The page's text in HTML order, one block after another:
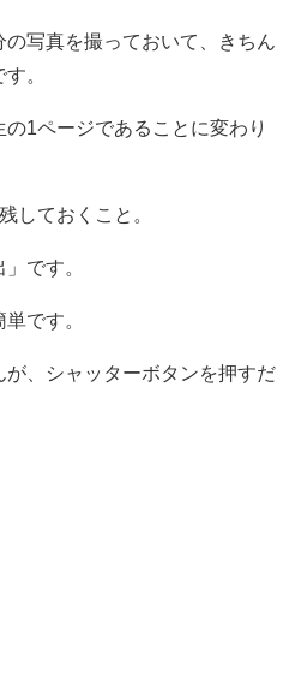
写真を撮っておいて、きちん
。
1ページであることに変わり
しておくこと。
です。
です。
、シャッターボタンを押すだ